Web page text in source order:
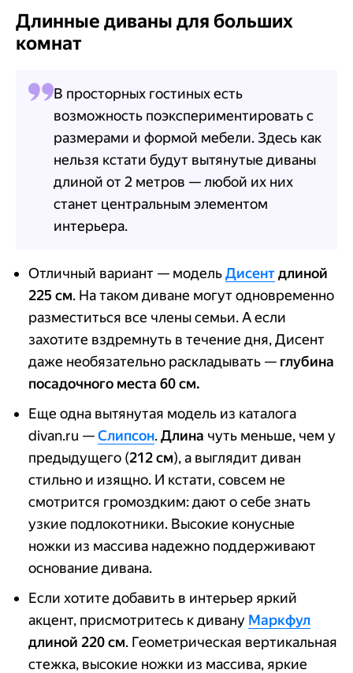
Длинные диваны для больших
комнат
В просторных гостиных есть
возможность поэкспериментировать с
размерами и формой мебели. Здесь как
нельзя кстати будут вытянутые диваны
длиной от 2 метров — любой их них
станет центральным элементом
интерьера.
Отличный вариант — модельДисентдлиной
225 см. На таком диване могут одновременно
разместиться все члены семьи. А если
захотите вздремнуть в течение дня, Дисент
даже необязательно раскладывать — глубина
посадочного места 60 см.
Еще одна вытянутая модель из каталога
divan.ru —Слипсон.Длина чуть меньше, чем у
предыдущего (212 см), а выглядит диван
стильно и изящно. И кстати, совсем не
смотрится громоздким: дают о себе знать
узкие подлокотники. Высокие конусные
ножки из массива надежно поддерживают
основание дивана.
Если хотите добавить в интерьер яркий
акцент, присмотритесь к дивану Маркфул
длиной 220 см. Геометрическая вертикальная
стежка, высокие ножки из массива, яркие